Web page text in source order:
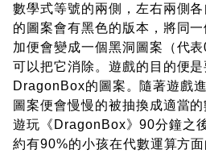
數學式等號的兩側，左右兩側
的圖案會有黑色的版本，將同
加便會變成一個黑洞圖案（代
可以把它消除。遊戲的目的便
DragonBox的圖案。隨著遊戲
圖案便會慢慢的被抽換成適當
遊玩《DragonBox》90分鐘之
約有90%的小孩在代數運算方面